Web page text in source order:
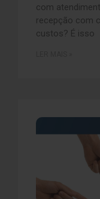
com
recepção com
custos? É isso